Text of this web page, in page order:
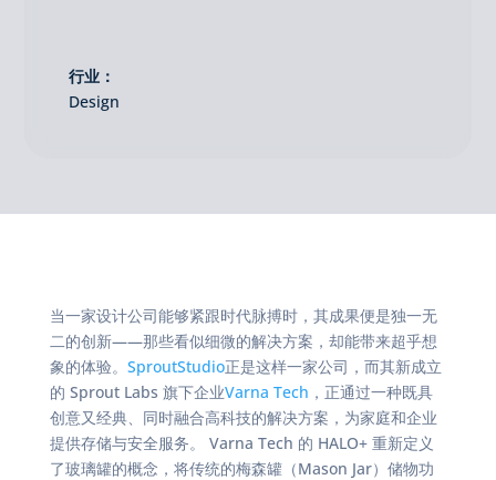
行业：
Design
当一家设计公司能够紧跟时代脉搏时，其成果便是独一无
二的创新——那些看似细微的解决方案，却能带来超乎想
象的体验。 SproutStudio正是这样一家公司，而其新成立
的 Sprout Labs 旗下企业Varna Tech ，正通过一种既具
创意又经典、同时融合高科技的解决方案，为家庭和企业
提供存储与安全服务。 Varna Tech 的 HALO+ 重新定义
了玻璃罐的概念，将传统的梅森罐（Mason Jar）储物功